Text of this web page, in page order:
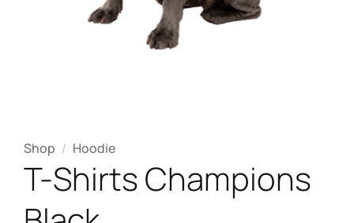
Shop / Hoodie
T-Shirts Champions